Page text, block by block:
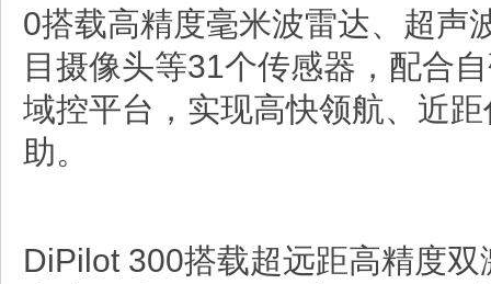
0搭载高精度毫米波雷达、超声
目摄像头等31个传感器，配合
域控平台，实现高快领航、近
助。
DiPilot 300搭载超远距高精度